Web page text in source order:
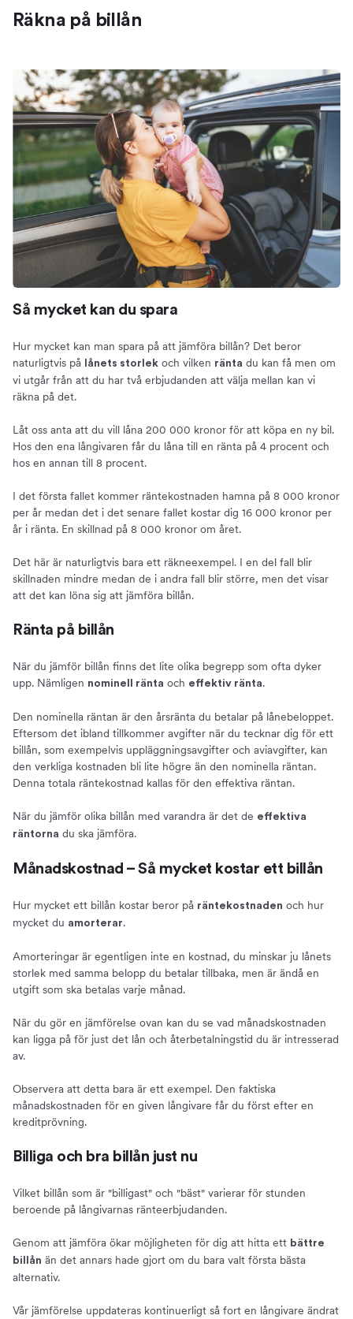
Räkna på billån
Så mycket kan du spara
Hur mycket kan man spara på att jämföra billån? Det beror
naturligtvis på
lånets storlek och vilken ränta du kan få men om
vi utgår från att du har två erbjudanden att välja mellan kan vi
räkna på det.
Låt oss anta att du vill låna 200 000 kronor för att köpa en ny bil.
Hos den ena långivaren får du låna till en ränta på 4 procent och
hos en annan till 8 procent.
I det första fallet kommer räntekostnaden hamna på 8 000 kronor
per år medan det i det senare fallet kostar dig 16 000 kronor per
år i ränta. En skillnad på 8 000 kronor om året.
Det här är naturligtvis bara ett räkneexempel. I en del fall blir
skillnaden mindre medan de i andra fall blir större, men det visar
att det kan löna sig att jämföra billån.
Ränta på billån
När du jämför billån finns det lite olika begrepp som ofta dyker
upp. Nämligen nominell ränta och effektiv ränta.
Den nominella räntan är den årsränta du betalar på lånebeloppet.
Eftersom det ibland tillkommer avgifter när du tecknar dig för ett
billån, som exempelvis uppläggningsavgifter och aviavgifter, kan
den verkliga kostnaden bli lite högre än den nominella räntan.
Denna totala räntekostnad kallas för den effektiva räntan.
När du jämför olika billån med varandra är det de effektiva
räntorna du ska jämföra.
Månadskostnad – Så mycket kostar ett billån
Hur mycket ett billån kostar beror på räntekostnaden och hur
mycket du amorterar.
Amorteringar är egentligen inte en kostnad, du minskar ju lånets
storlek med samma belopp du betalar tillbaka, men är ändå en
utgift som ska betalas varje månad.
När du gör en jämförelse ovan kan du se vad månadskostnaden
kan ligga på för just det lån och återbetalningstid du är intresserad
av.
Observera att detta bara är ett exempel. Den faktiska
månadskostnaden för en given långivare får du först efter en
kreditprövning.
Billiga och bra billån just nu
Vilket billån som är "billigast" och "bäst" varierar för stunden
beroende på långivarnas ränteerbjudanden.
Genom att jämföra ökar möjligheten för dig att hitta ett bättre
billån än det annars hade gjort om du bara valt första bästa
alternativ.
Vår jämförelse uppdateras kontinuerligt så fort en långivare ändrat